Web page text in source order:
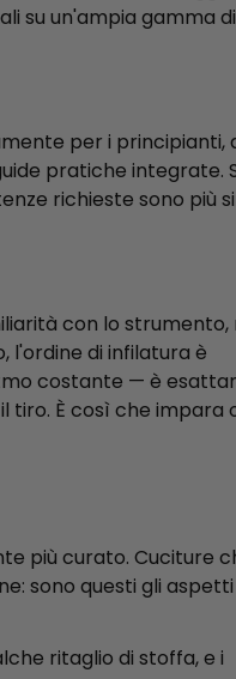
su un'ampia gamma di
per i principianti,
pratiche integrate.
richieste sono più
con lo strumento,
l'ordine di infilatura è
costante — è
È così che impara
più curato. Cuciture
sono questi gli aspetti
ritaglio di stoffa, e i